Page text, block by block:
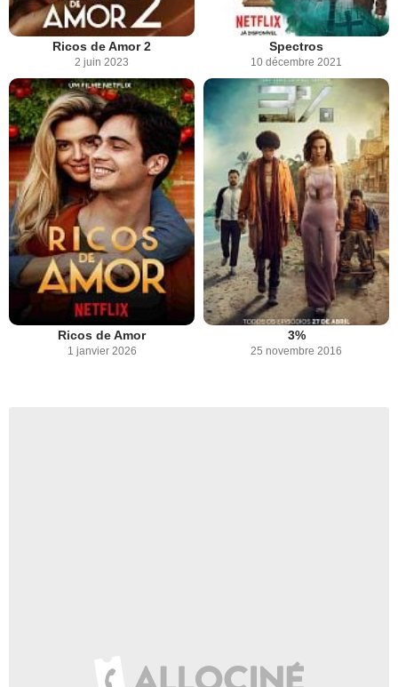
Ricos de Amor 2
2 juin 2023
Spectros
10 décembre 2021
Ricos de Amor
1 janvier 2026
3%
25 novembre 2016